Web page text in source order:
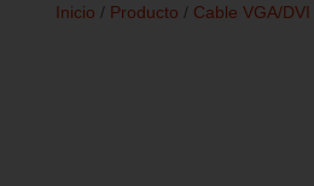
Inicio / Producto / Cable VGA/DVI